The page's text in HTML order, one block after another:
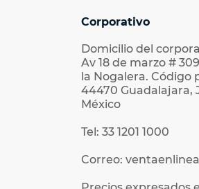
Corporativo
Domicilio del
Av 18 de marzo #
la Nogalera. Código
44470 Guadalajara,
México
Tel: 33 1201 1000
Correo: